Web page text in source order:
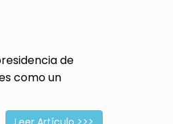
de
como un